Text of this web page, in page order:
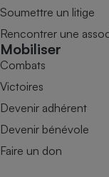
Soumettre un litige
Rencontrer une
Mobiliser
Combats
Victoires
Devenir adhérent
Devenir bénévole
Faire un don